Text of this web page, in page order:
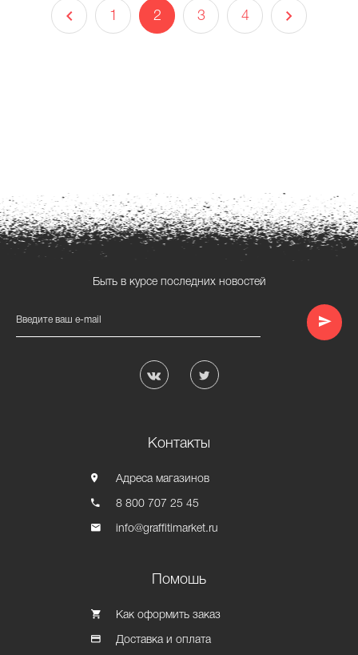
1 2 3 4
Быть в курсе последних новостей
Введите ваш e-mail
Контакты
Адреса магазинов
8 800 707 25 45
info@graffitimarket.ru
Помошь
Как оформить заказ
Доставка и оплата